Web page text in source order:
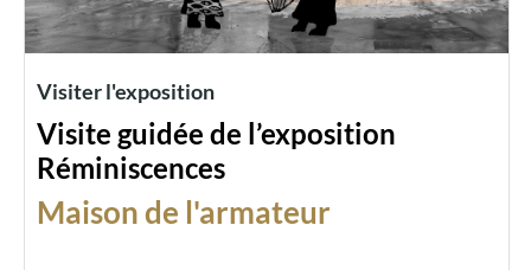
Visiter l'exposition
Visite guidée de l’exposition
Réminiscences
Maison de l'armateur